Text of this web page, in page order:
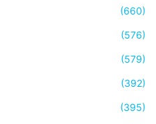
(660)
(576)
(579)
(392)
(395)